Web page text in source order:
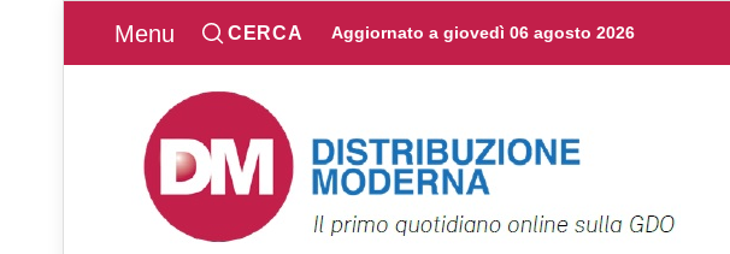
Menu CERCA Aggiornato a giovedì 06 agosto 2026